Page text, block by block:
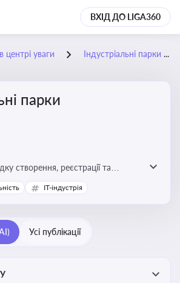
ВХІД ДО LIGA360
центрі уваги Індустріальні парки
парки
створення, реєстрації та
парків в Україні
IT-індустрія
Усі публікації